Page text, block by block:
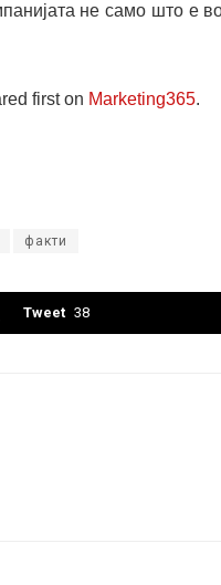
не само што е
first on Marketing365.
факти
Tweet 38